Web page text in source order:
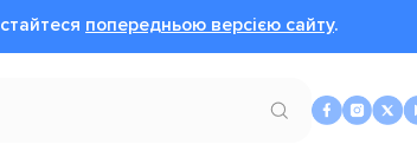
попередньою версією сайту.